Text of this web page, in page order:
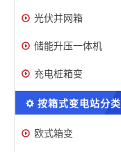
光伏并网箱
储能升压一体机
充电桩箱变
按箱式变电站分类
欧式箱变